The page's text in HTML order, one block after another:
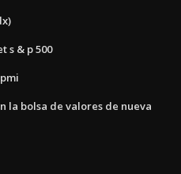
s & p 500
la bolsa de valores de nueva